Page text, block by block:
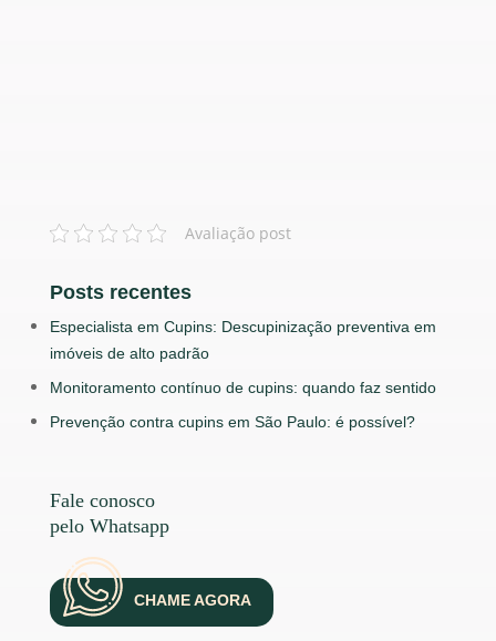
Avaliação post
Posts recentes
Especialista em Cupins: Descupinização preventiva em
imóveis de alto padrão
Monitoramento contínuo de cupins: quando faz sentido
Prevenção contra cupins em São Paulo: é possível?
Fale conosco
pelo Whatsapp
CHAME AGORA